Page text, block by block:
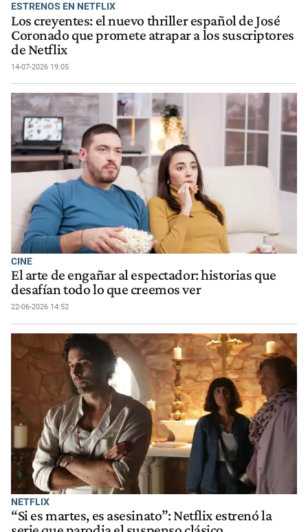
ESTRENOS EN NETFLIX
Los creyentes: el nuevo thriller español de José
Coronado que promete atrapar a los suscriptores
de Netflix
14-07-2026 19:05
CINE
El arte de engañar al espectador: historias que
desafían todo lo que creemos ver
22-06-2026 14:52
NETFLIX
“Si es martes, es asesinato”: Netflix estrenó la